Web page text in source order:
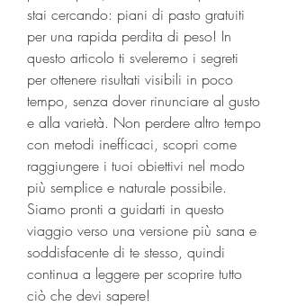
stai cercando: piani di pasto gratuiti
per una rapida perdita di peso! In
questo articolo ti sveleremo i segreti
per ottenere risultati visibili in poco
tempo, senza dover rinunciare al gusto
e alla varietà. Non perdere altro tempo
con metodi inefficaci, scopri come
raggiungere i tuoi obiettivi nel modo
più semplice e naturale possibile.
Siamo pronti a guidarti in questo
viaggio verso una versione più sana e
soddisfacente di te stesso, quindi
continua a leggere per scoprire tutto
ciò che devi sapere!